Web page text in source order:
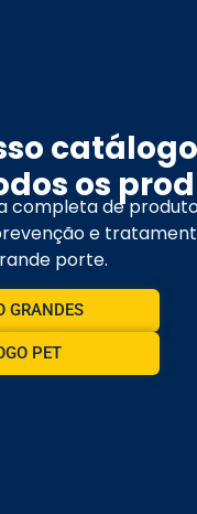
os
completa de
e
porte.
GRANDES
PET